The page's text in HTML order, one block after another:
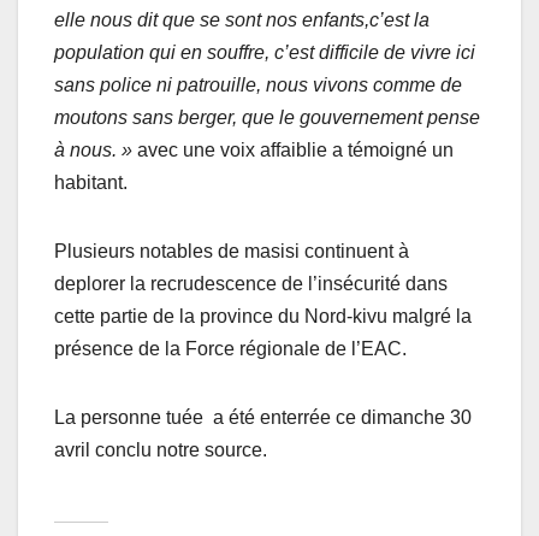
elle nous dit que se sont nos enfants,c’est la
population qui en souffre, c’est difficile de vivre ici
sans police ni patrouille, nous vivons comme de
moutons sans berger, que le gouvernement pense
à nous. » avec une voix affaiblie a témoigné un
habitant.
Plusieurs notables de masisi continuent à
deplorer la recrudescence de l’insécurité dans
cette partie de la province du Nord-kivu malgré la
présence de la Force régionale de l’EAC.
La personne tuée a été enterrée ce dimanche 30
avril conclu notre source.